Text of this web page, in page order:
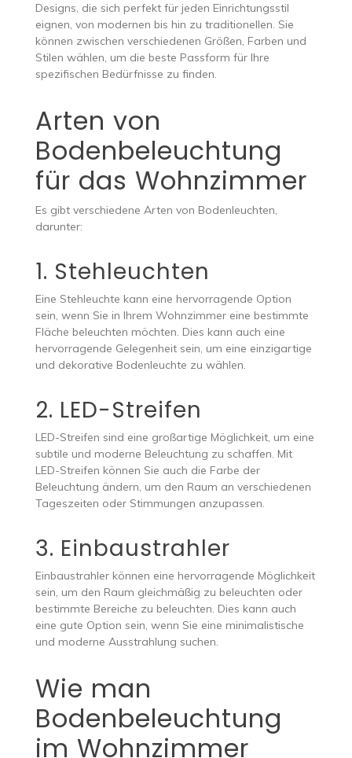
Designs, die sich perfekt für jeden Einrichtungsstil
eignen, von modernen bis hin zu traditionellen. Sie
können zwischen verschiedenen Größen, Farben und
Stilen wählen, um die beste Passform für Ihre
spezifischen Bedürfnisse zu finden.
Arten von
Bodenbeleuchtung
für das Wohnzimmer
Es gibt verschiedene Arten von Bodenleuchten,
darunter:
1. Stehleuchten
Eine Stehleuchte kann eine hervorragende Option
sein, wenn Sie in Ihrem Wohnzimmer eine bestimmte
Fläche beleuchten möchten. Dies kann auch eine
hervorragende Gelegenheit sein, um eine einzigartige
und dekorative Bodenleuchte zu wählen.
2. LED-Streifen
LED-Streifen sind eine großartige Möglichkeit, um eine
subtile und moderne Beleuchtung zu schaffen. Mit
LED-Streifen können Sie auch die Farbe der
Beleuchtung ändern, um den Raum an verschiedenen
Tageszeiten oder Stimmungen anzupassen.
3. Einbaustrahler
Einbaustrahler können eine hervorragende Möglichkeit
sein, um den Raum gleichmäßig zu beleuchten oder
bestimmte Bereiche zu beleuchten. Dies kann auch
eine gute Option sein, wenn Sie eine minimalistische
und moderne Ausstrahlung suchen.
Wie man
Bodenbeleuchtung
im Wohnzimmer